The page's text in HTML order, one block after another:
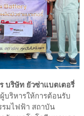
บริษัท ยัวซ่าแบตเตอรี่
บริหารให้การต้อนรับ
รมไฟฟ้า สถาบัน